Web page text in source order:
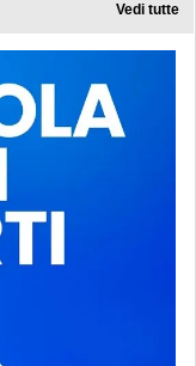
Vedi tutte